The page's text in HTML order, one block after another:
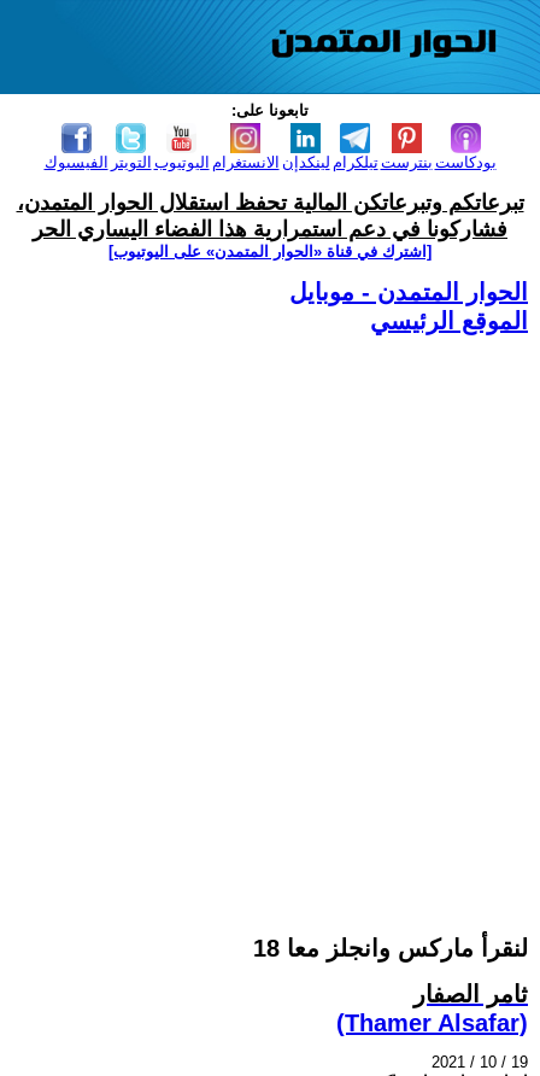
تابعونا على:
الفيسبوك التويتر اليوتيوب الانستغرام لينكدإن تيلكرامبنترست بودكاست
تبرعاتكم وتبرعاتكن المالية تحفظ استقلال الحوار المتمدن،
فشاركونا في دعم استمرارية هذا الفضاء اليساري الحر
[اشترك في قناة ‫«الحوار المتمدن» على اليوتيوب]
الحوار المتمدن - موبايل
الموقع الرئيسي
لنقرأ ماركس وانجلز معا 18
ثامر الصفار
(Thamer Alsafar)
2021 / 10 / 19